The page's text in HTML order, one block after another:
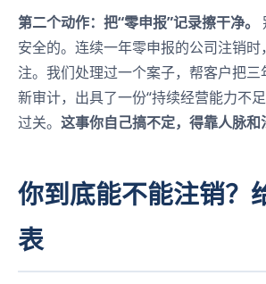
第二个动作：把“零申报”记录擦干净。
安全的。连续一年零申报的公司注销
注。我们处理过一个案子，帮客户把
新审计，出具了一份“持续经营能力不
过关。 这事你自己搞不定，得靠人脉和
你到底能不能注销？
表